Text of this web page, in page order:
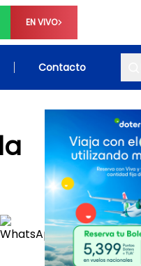
EN VIVO
Contacto